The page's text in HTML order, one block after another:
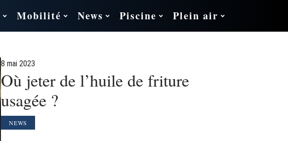
Mobilité News Piscine Plein air
8 mai 2023
Où jeter de l’huile de friture
usagée ?
NEWS